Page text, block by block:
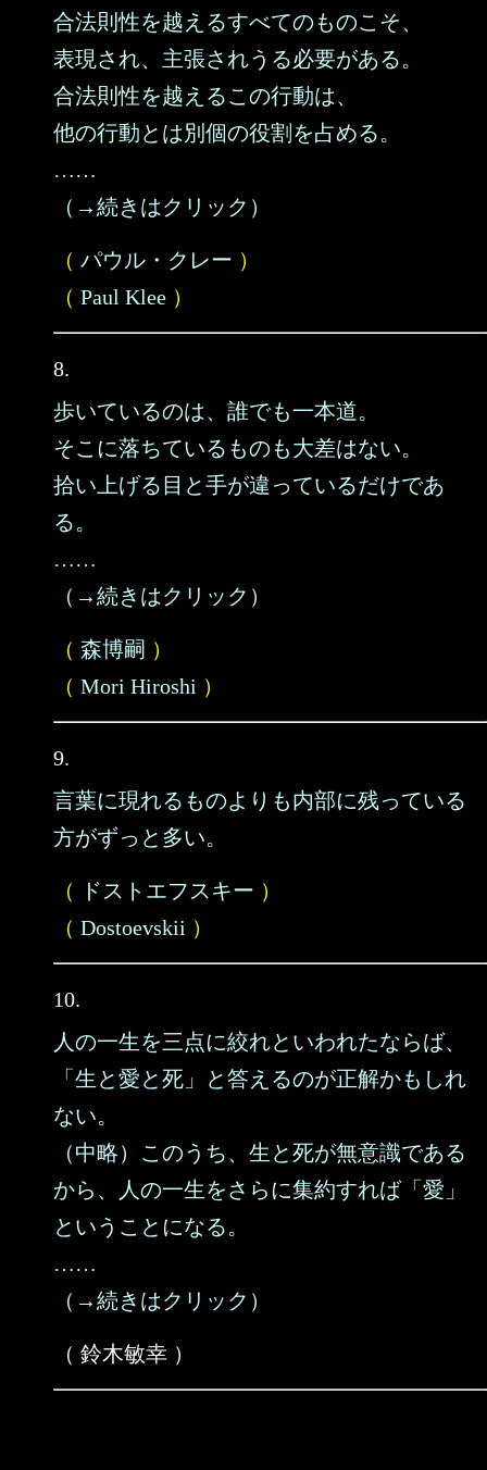
合法則性を越えるすべてのものこそ、
表現され、主張されうる必要がある。
合法則性を越えるこの行動は、
他の行動とは別個の役割を占める。
……
（→続きはクリック）
（ パウル・クレー ）
（ Paul Klee ）
8.
歩いているのは、誰でも一本道。
そこに落ちているものも大差はない。
拾い上げる目と手が違っているだけであ
る。
……
（→続きはクリック）
（ 森博嗣 ）
（ Mori Hiroshi ）
9.
言葉に現れるものよりも内部に残っている
方がずっと多い。
（ ドストエフスキー ）
（ Dostoevskii ）
10.
人の一生を三点に絞れといわれたならば、
「生と愛と死」と答えるのが正解かもしれ
ない。
（中略）このうち、生と死が無意識である
から、人の一生をさらに集約すれば「愛」
ということになる。
……
（→続きはクリック）
（ 鈴木敏幸 ）